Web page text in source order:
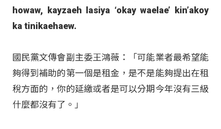
howaw, kayzaeh lasiya ‘okay waelae’ kin’akoy
ka tinikaehaew.
國民黨文傳會副主委王鴻薇：「可能業者最希望能
夠得到補助的第一個是租金，是不是能夠提出在租
稅方面的，你的延繳或者是可以分期今年沒有三級
什麼都沒有了。」